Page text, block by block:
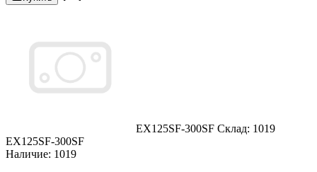
EX125SF-300SF Склад: 1019
EX125SF-300SF
Наличие: 1019